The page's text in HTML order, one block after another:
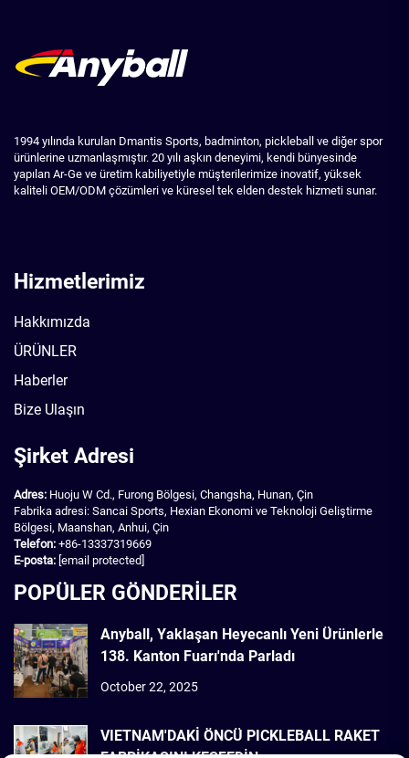
1994 yılında kurulan Dmantis Sports, badminton, pickleball ve diğer spor
ürünlerine uzmanlaşmıştır. 20 yılı aşkın deneyimi, kendi bünyesinde
yapılan Ar-Ge ve üretim kabiliyetiyle müşterilerimize inovatif, yüksek
kaliteli OEM/ODM çözümleri ve küresel tek elden destek hizmeti sunar.
Hizmetlerimiz
Hakkımızda
ÜRÜNLER
Haberler
Bize Ulaşın
Şirket Adresi
Adres: Huoju W Cd., Furong Bölgesi, Changsha, Hunan, Çin
Fabrika adresi: Sancai Sports, Hexian Ekonomi ve Teknoloji Geliştirme
Bölgesi, Maanshan, Anhui, Çin
Telefon: +86-13337319669
E-posta: [email protected]
POPÜLER GÖNDERİLER
Anyball, Yaklaşan Heyecanlı Yeni Ürünlerle
138. Kanton Fuarı'nda Parladı
October 22, 2025
VIETNAM'DAKİ ÖNCÜ PICKLEBALL RAKET